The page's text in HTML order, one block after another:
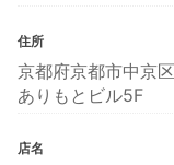
住所
京都府京都市中京
ありもとビル5F
店名